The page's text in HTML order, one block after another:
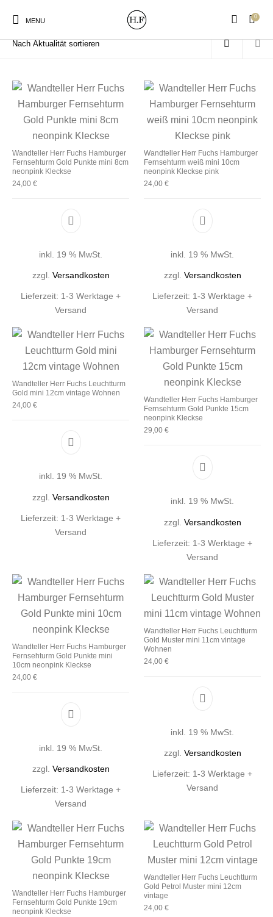
MENU
0
New Products On Sale! Wandteller Geschirrtücher
Gutscheine Magneten
Mützen / Beanies und
Patches
Start / Produkte verschlagwortet mit „wohnen maritim“
Wandteller Herr Fuchs Hamburger
Fernsehturm Gold Punkte mini 8cm
neonpink Kleckse
24,00 €
inkl. 19 % MwSt.
zzgl. Versandkosten
Lieferzeit: 1-3 Werktage +
Versand
Wandteller Herr Fuchs Hamburger
Fernsehturm weiß mini 10cm
neonpink Kleckse pink
24,00 €
inkl. 19 % MwSt.
zzgl. Versandkosten
Lieferzeit: 1-3 Werktage +
Versand
Wandteller Herr Fuchs Leuchtturm
Gold mini 12cm vintage Wohnen
24,00 €
inkl. 19 % MwSt.
zzgl. Versandkosten
Lieferzeit: 1-3 Werktage +
Versand
Wandteller Herr Fuchs Hamburger
Fernsehturm Gold Punkte 15cm
neonpink Kleckse
29,00 €
inkl. 19 % MwSt.
zzgl. Versandkosten
Lieferzeit: 1-3 Werktage +
Versand
Wandteller Herr Fuchs Hamburger
Fernsehturm Gold Punkte mini
10cm neonpink Kleckse
24,00 €
inkl. 19 % MwSt.
zzgl. Versandkosten
Lieferzeit: 1-3 Werktage +
Versand
Wandteller Herr Fuchs Leuchtturm
Gold Muster mini 11cm vintage
Wohnen
24,00 €
inkl. 19 % MwSt.
zzgl. Versandkosten
Lieferzeit: 1-3 Werktage +
Versand
Wandteller Herr Fuchs Hamburger
Fernsehturm Gold Punkte 19cm
neonpink Kleckse
Wandteller Herr Fuchs Leuchtturm
Gold Petrol Muster mini 12cm
vintage
24,00 €